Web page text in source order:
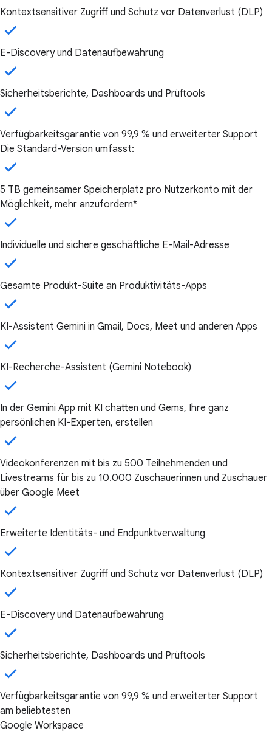
Kontextsensitiver Zugriff und Schutz vor Datenverlust (DLP)
E-Discovery und Datenaufbewahrung
Sicherheitsberichte, Dashboards und Prüftools
Verfügbarkeitsgarantie von 99,9 % und erweiterter Support
Die Standard-Version umfasst:
5 TB gemeinsamer Speicherplatz pro Nutzerkonto mit der
Möglichkeit, mehr anzufordern*
Individuelle und sichere geschäftliche E-Mail-Adresse
Gesamte Produkt-Suite an Produktivitäts-Apps
KI-Assistent Gemini in Gmail, Docs, Meet und anderen Apps
KI-Recherche-Assistent (Gemini Notebook)
In der Gemini App mit KI chatten und Gems, Ihre ganz
persönlichen KI-Experten, erstellen
Videokonferenzen mit bis zu 500 Teilnehmenden und
Livestreams für bis zu 10.000 Zuschauerinnen und Zuschauer
über Google Meet
Erweiterte Identitäts- und Endpunktverwaltung
Kontextsensitiver Zugriff und Schutz vor Datenverlust (DLP)
E-Discovery und Datenaufbewahrung
Sicherheitsberichte, Dashboards und Prüftools
Verfügbarkeitsgarantie von 99,9 % und erweiterter Support
am beliebtesten
Google Workspace